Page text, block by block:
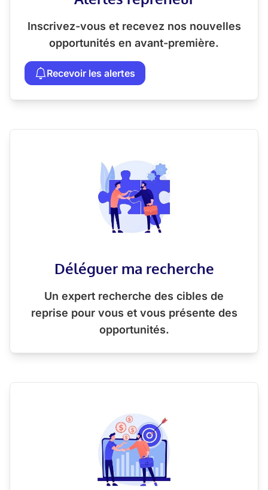
Inscrivez-vous et recevez nos nouvelles
opportunités en avant-première.
Recevoir les alertes
Déléguer ma recherche
Un expert recherche des cibles de
reprise pour vous et vous présente des
opportunités.